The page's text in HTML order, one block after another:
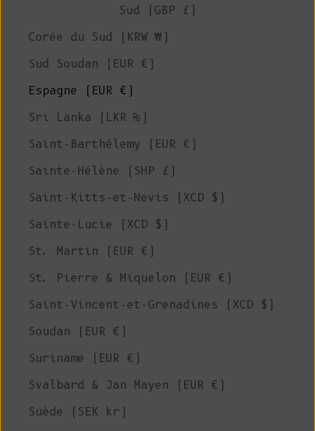
Sud (GBP £)
Corée du Sud (KRW ₩)
Sud Soudan (EUR €)
Espagne (EUR €)
Sri Lanka (LKR ₨)
Saint-Barthélemy (EUR €)
Sainte-Hélène (SHP £)
Saint-Kitts-et-Nevis (XCD $)
Sainte-Lucie (XCD $)
St. Martin (EUR €)
St. Pierre & Miquelon (EUR €)
Saint-Vincent-et-Grenadines (XCD $)
Soudan (EUR €)
Suriname (EUR €)
Svalbard & Jan Mayen (EUR €)
Suède (SEK kr)